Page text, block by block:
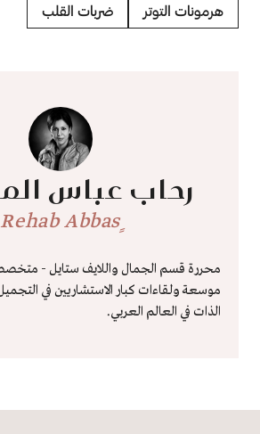
هرمونات التوتر ضربات القلب
رحاب عباس
محررة قسم الجمال واللايف ستايل -
موسعة ولقاءات كبار الاستشاريين في
الذات في العالم العربي.